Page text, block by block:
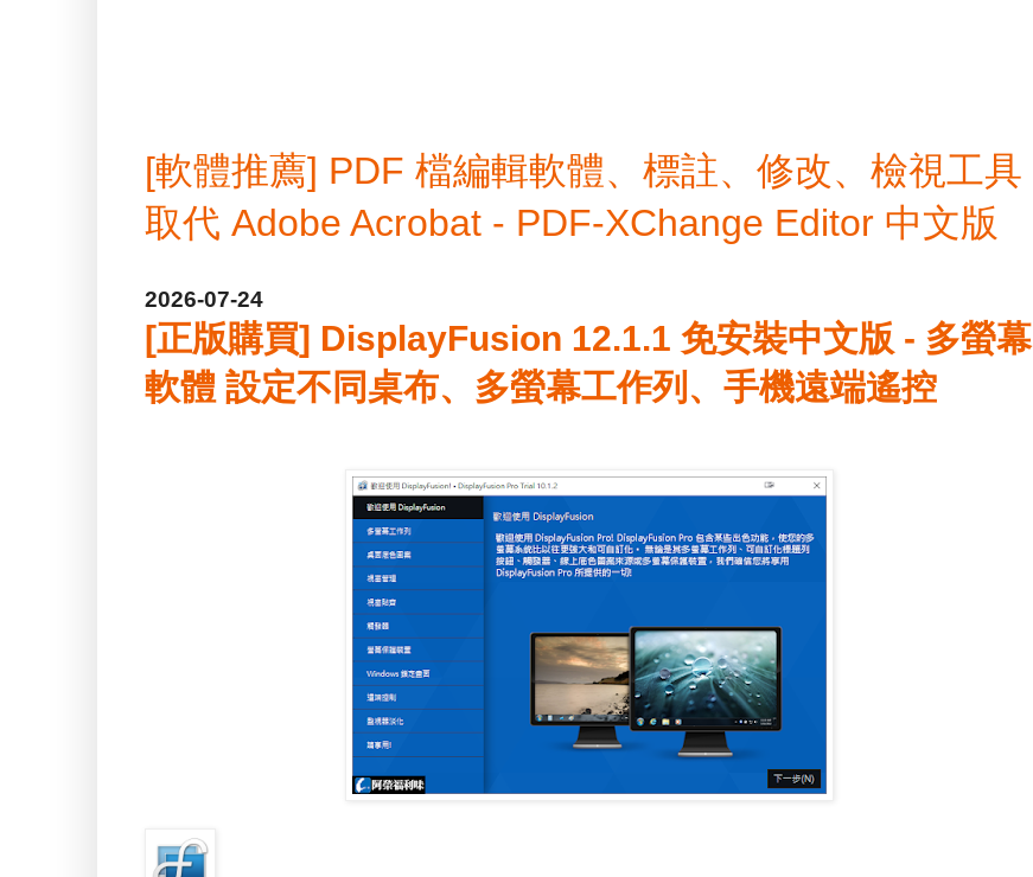
[軟體推薦] PDF 檔編輯軟體、標註、修改、檢視工具
取代 Adobe Acrobat - PDF-XChange Editor 中文版
2026-07-24
[正版購買] DisplayFusion 12.1.1 免安裝中文版 - 多螢幕
軟體 設定不同桌布、多螢幕工作列、手機遠端遙控